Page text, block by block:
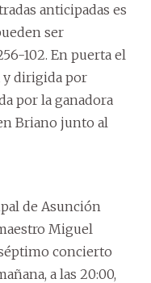
anticipadas es
ser
102. En puerta el
y dirigida por
por la ganadora
Briano junto al
de Asunción
Miguel
concierto
a las 20:00,